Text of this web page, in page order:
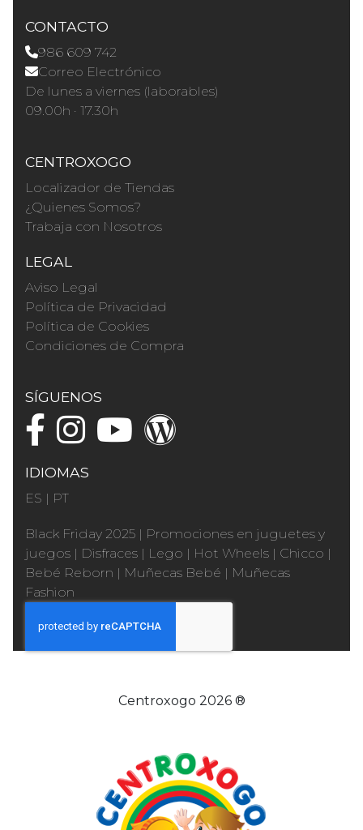
CONTACTO
986 609 742
Correo Electrónico
De lunes a viernes (laborables)
09.00h · 17.30h
CENTROXOGO
Localizador de Tiendas
¿Quienes Somos?
Trabaja con Nosotros
LEGAL
Aviso Legal
Política de Privacidad
Política de Cookies
Condiciones de Compra
SÍGUENOS
IDIOMAS
ES | PT
Black Friday 2025 | Promociones en juguetes y
juegos | Disfraces | Lego | Hot Wheels | Chicco |
Bebé Reborn | Muñecas Bebé | Muñecas
Fashion
Centroxogo 2026 ®